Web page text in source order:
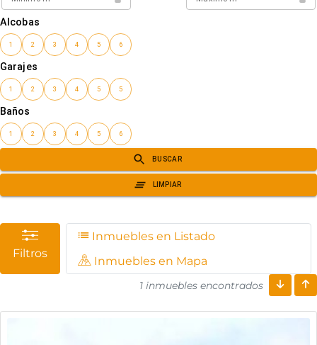
Filtros
Inmuebles en Listado
Inmuebles en Mapa
1 inmuebles encontrados